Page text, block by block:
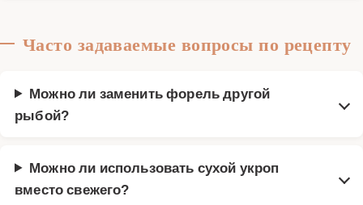
Часто задаваемые вопросы по рецепту
Можно ли заменить форель другой
рыбой?
Можно ли использовать сухой укроп
вместо свежего?